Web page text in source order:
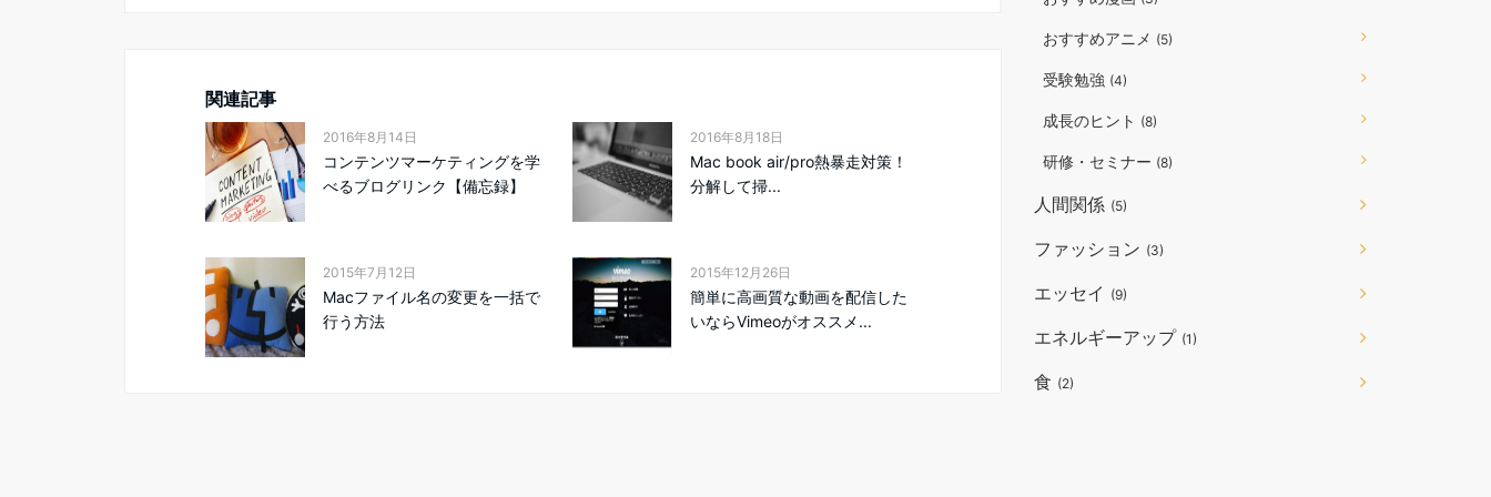
関連記事
2016年8月14日
コンテンツマーケティングを学
べるブログリンク【備忘録】
2016年8月18日
Mac book air/pro熱暴走対策！
分解して掃...
2015年7月12日
Macファイル名の変更を一括で
行う方法
2015年12月26日
簡単に高画質な動画を配信した
いならVimeoがオススメ...
おすすめアニメ (5)
受験勉強 (4)
成長のヒント (8)
研修・セミナー (8)
人間関係 (5)
ファッション (3)
エッセイ (9)
エネルギーアップ (1)
食 (2)